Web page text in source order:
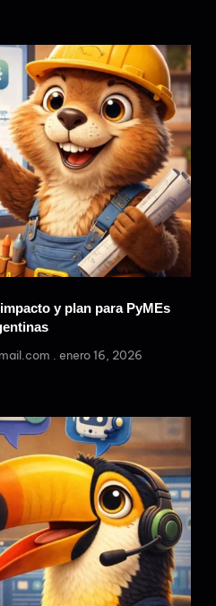
y plan para PyMEs
enero 16, 2026